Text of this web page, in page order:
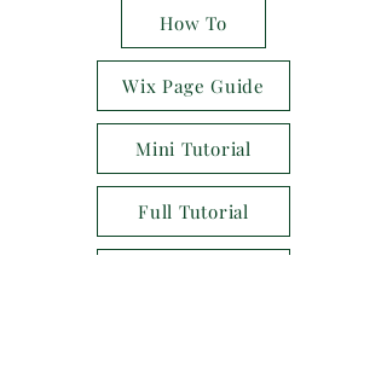
How To
Wix Page Guide
Mini Tutorial
Full Tutorial